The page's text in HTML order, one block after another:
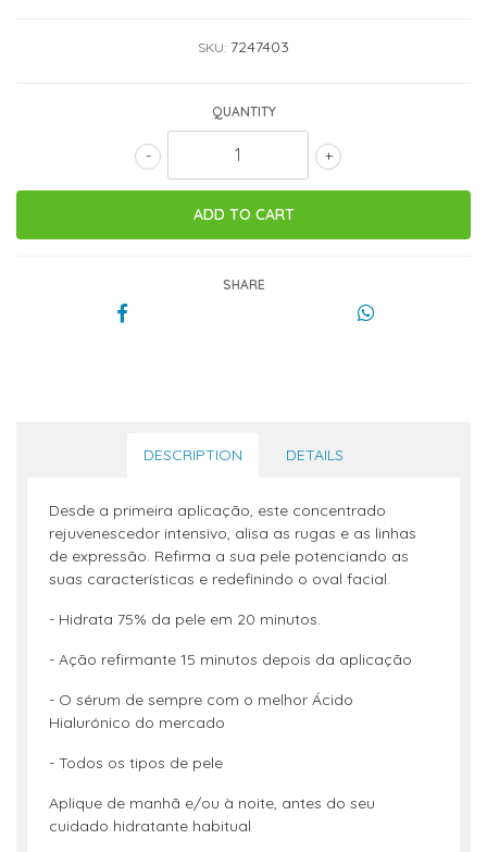
SKU: 7247403
QUANTITY
+
-
SHARE
DESCRIPTION DETAILS
Desde a primeira aplicação, este concentrado
rejuvenescedor intensivo, alisa as rugas e as linhas
de expressão. Refirma a sua pele potenciando as
suas características e redefinindo o oval facial.
- Hidrata 75% da pele em 20 minutos.
- Ação refirmante 15 minutos depois da aplicação
- O sérum de sempre com o melhor Ácido
Hialurónico do mercado
- Todos os tipos de pele
Aplique de manhã e/ou à noite, antes do seu
cuidado hidratante habitual